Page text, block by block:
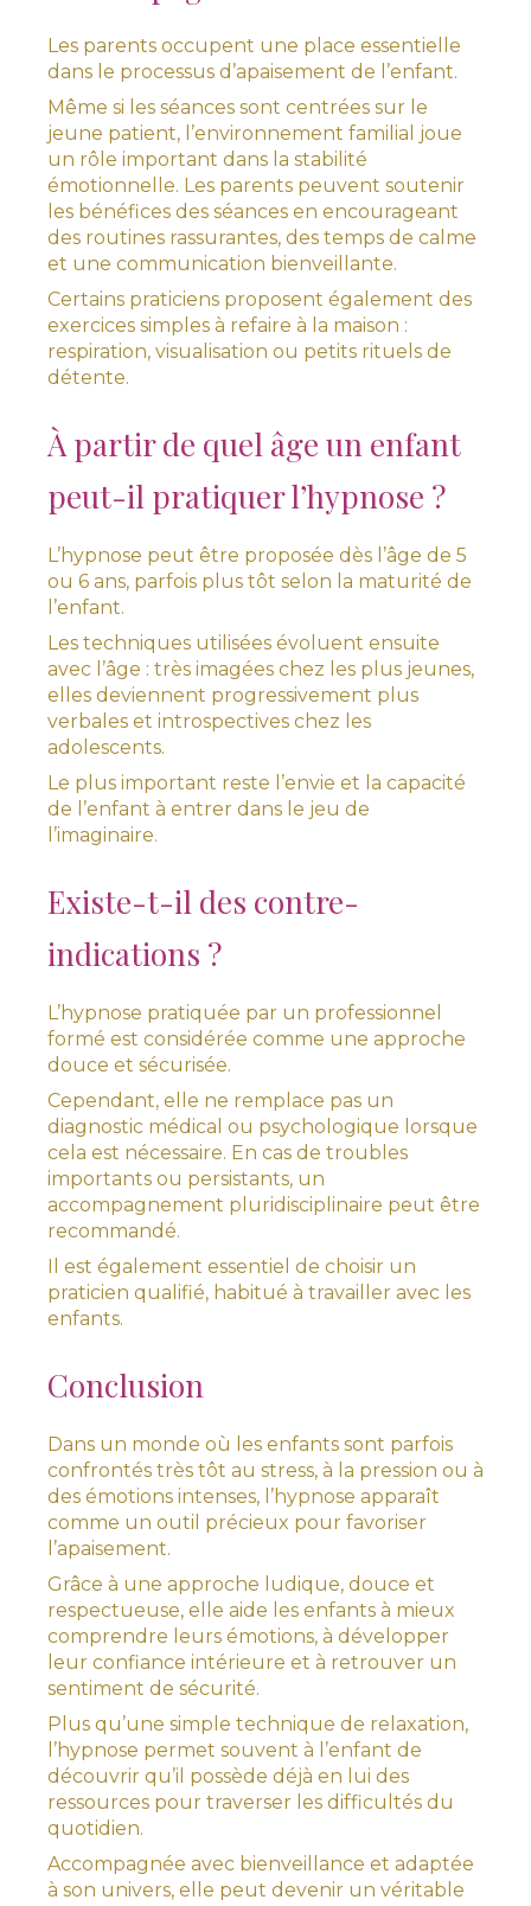
Les parents occupent une place essentielle
dans le processus d’apaisement de l’enfant.
Même si les séances sont centrées sur le
jeune patient, l’environnement familial joue
un rôle important dans la stabilité
émotionnelle. Les parents peuvent soutenir
les bénéfices des séances en encourageant
des routines rassurantes, des temps de calme
et une communication bienveillante.
Certains praticiens proposent également des
exercices simples à refaire à la maison :
respiration, visualisation ou petits rituels de
détente.
À partir de quel âge un enfant
peut-il pratiquer l’hypnose ?
L’hypnose peut être proposée dès l’âge de 5
ou 6 ans, parfois plus tôt selon la maturité de
l’enfant.
Les techniques utilisées évoluent ensuite
avec l’âge : très imagées chez les plus jeunes,
elles deviennent progressivement plus
verbales et introspectives chez les
adolescents.
Le plus important reste l’envie et la capacité
de l’enfant à entrer dans le jeu de
l’imaginaire.
Existe-t-il des contre-
indications ?
L’hypnose pratiquée par un professionnel
formé est considérée comme une approche
douce et sécurisée.
Cependant, elle ne remplace pas un
diagnostic médical ou psychologique lorsque
cela est nécessaire. En cas de troubles
importants ou persistants, un
accompagnement pluridisciplinaire peut être
recommandé.
Il est également essentiel de choisir un
praticien qualifié, habitué à travailler avec les
enfants.
Conclusion
Dans un monde où les enfants sont parfois
confrontés très tôt au stress, à la pression ou à
des émotions intenses, l’hypnose apparaît
comme un outil précieux pour favoriser
l’apaisement.
Grâce à une approche ludique, douce et
respectueuse, elle aide les enfants à mieux
comprendre leurs émotions, à développer
leur confiance intérieure et à retrouver un
sentiment de sécurité.
Plus qu’une simple technique de relaxation,
l’hypnose permet souvent à l’enfant de
découvrir qu’il possède déjà en lui des
ressources pour traverser les difficultés du
quotidien.
Accompagnée avec bienveillance et adaptée
à son univers, elle peut devenir un véritable